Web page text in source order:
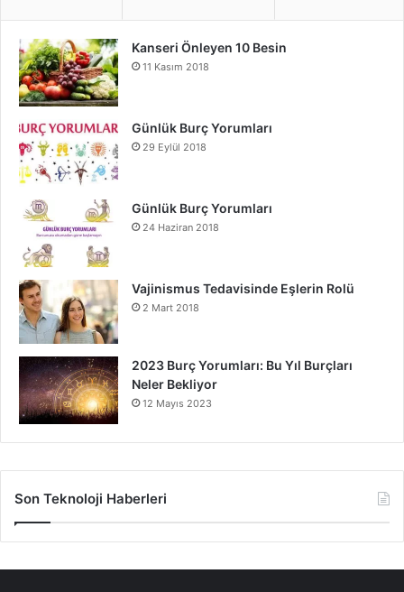
Kanseri Önleyen 10 Besin
11 Kasım 2018
Günlük Burç Yorumları
29 Eylül 2018
Günlük Burç Yorumları
24 Haziran 2018
Vajinismus Tedavisinde Eşlerin Rolü
2 Mart 2018
2023 Burç Yorumları: Bu Yıl Burçları
Neler Bekliyor
12 Mayıs 2023
Son Teknoloji Haberleri